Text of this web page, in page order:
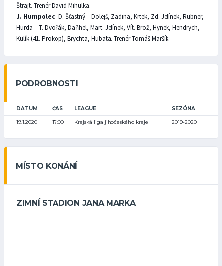
Štrajt. Trenér David Mihulka.
J. Humpolec: D. Šťastný – Dolejš, Zadina, Krtek, Zd. Jelínek, Rubner,
Hurda – T. Dvořák, Daňhel, Mart. Jelínek, Vít. Brož, Hynek, Hendrych,
Kulík (41. Prokop), Brychta, Hubata. Trenér Tomáš Maršík.
PODROBNOSTI
DATUM ČAS LEAGUE SEZÓNA
19.1.2020 17:00 Krajská liga jihočeského kraje 2019-2020
MÍSTO KONÁNÍ
ZIMNÍ STADION JANA MARKA